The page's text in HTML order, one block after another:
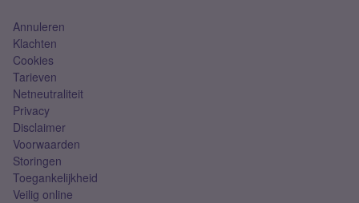
Annuleren
Klachten
Cookies
Tarieven
Netneutraliteit
Privacy
Disclaimer
Voorwaarden
Storingen
Toegankelijkheid
Veilig online